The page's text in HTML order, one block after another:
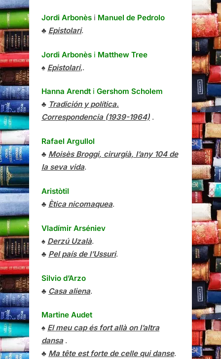
Jordi Arbonès i Manuel de Pedrolo
♣ Epistolari.
Jordi Arbonès i Matthew Tree
♠ Epistolari,.
Hanna Arendt i Gershom Scholem
♣ Tradición y política.
Correspondencia (1939-1964) .
Rafael Argullol
♣ Moisès Broggi, cirurgià, l’any 104 de
la seva vida.
Aristòtil
♣ Ètica nicomaquea.
Vladímir Arséniev
♠ Derzú Uzalà.
♣ Pel país de l’Ussuri.
Silvio d’Arzo
♣ Casa aliena.
Martine Audet
♠ El meu cap és fort allà on l’altra
dansa.
♣ Ma tête est forte de celle qui danse.